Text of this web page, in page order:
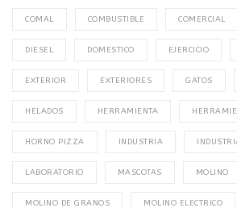
COMAL COMBUSTIBLE COMERCIAL
DIESEL DOMESTICO EJERCICIO
EXTERIOR EXTERIORES GATOS
HELADOS HERRAMIENTA
HORNO PIZZA INDUSTRIA
LABORATORIO MASCOTAS MOLINO
MOLINO DE GRANOS MOLINO ELECTRICO